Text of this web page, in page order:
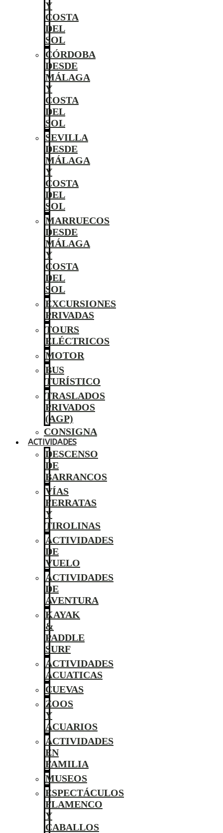
Y
COSTA
DEL
SOL
CÓRDOBA
DESDE
MÁLAGA
Y
COSTA
DEL
SOL
SEVILLA
DESDE
MÁLAGA
Y
COSTA
DEL
SOL
MARRUECOS
DESDE
MÁLAGA
Y
COSTA
DEL
SOL
EXCURSIONES
PRIVADAS
TOURS
ELÉCTRICOS
MOTOR
BUS
TURÍSTICO
TRASLADOS
PRIVADOS
(AGP)
CONSIGNA
ACTIVIDADES
DESCENSO
DE
BARRANCOS
VÍAS
FERRATAS
Y
TIROLINAS
ACTIVIDADES
DE
VUELO
ACTIVIDADES
DE
AVENTURA
KAYAK
&
PADDLE
SURF
ACTIVIDADES
ACUATICAS
CUEVAS
ZOOS
Y
ACUARIOS
ACTIVIDADES
EN
FAMILIA
MUSEOS
ESPECTÁCULOS
FLAMENCO
Y
CABALLOS